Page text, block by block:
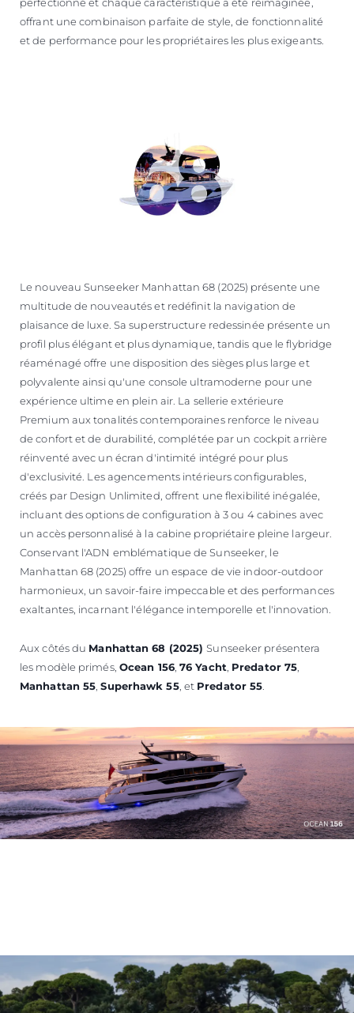
offrant une combinaison parfaite de style, de fonctionnalité
et de performance pour les propriétaires les plus exigeants.
Le nouveau Sunseeker Manhattan 68 (2025) présente une
multitude de nouveautés et redéfinit la navigation de
plaisance de luxe. Sa superstructure redessinée présente un
profil plus élégant et plus dynamique, tandis que le flybridge
réaménagé offre une disposition des sièges plus large et
polyvalente ainsi qu'une console ultramoderne pour une
expérience ultime en plein air. La sellerie extérieure
Premium aux tonalités contemporaines renforce le niveau
de confort et de durabilité, complétée par un cockpit arrière
réinventé avec un écran d'intimité intégré pour plus
d'exclusivité. Les agencements intérieurs configurables,
créés par Design Unlimited, offrent une flexibilité inégalée,
incluant des options de configuration à 3 ou 4 cabines avec
un accès personnalisé à la cabine propriétaire pleine largeur.
Conservant l'ADN emblématique de Sunseeker, le
Manhattan 68 (2025) offre un espace de vie indoor-outdoor
harmonieux, un savoir-faire impeccable et des performances
exaltantes, incarnant l'élégance intemporelle et l'innovation.
Aux côtés du Manhattan 68 (2025)Sunseeker présentera
les modèle primés, Ocean 156,76 Yacht, Predator 75,
Manhattan 55,Superhawk 55, et Predator 55.